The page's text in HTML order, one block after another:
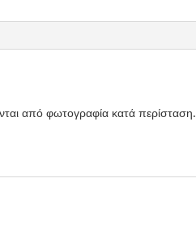
από φωτογραφία κατά περίσταση.